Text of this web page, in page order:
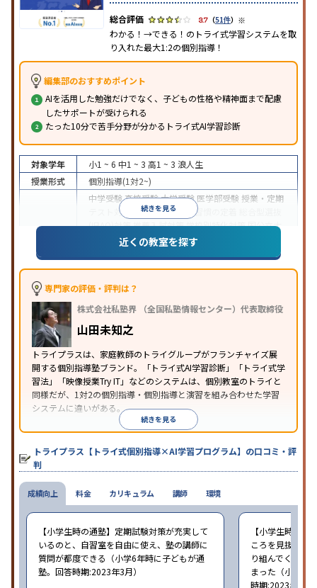
3.7 （51件） ※
わかる！→できる！のトライ式学習システムを取
り入れた最大1:2の個別指導！
編集部のおすすめポイント
AIを活用した勉強だけでなく、子どもの性格や精神面まで配慮
したサポートが受けられる
たった10分で苦手分野が分かるトライ式AI学習診断
続きを見る
対象学年 小1 ~ 6 中1 ~ 3 高1 ~ 3 浪人生
授業形式
個別指導(1対2~)
中学受験高校受験大学受験 医学部受験 授業・定期
テスト対策
内申点対策 学習習慣の定着
(旧AO)対策推薦入試対策学校別特化対策国公立大
私大対策共通テスト対策
英語・英会話特化
対策その他科目別特化対策
特徴
中高一貫校生に対応
応
学習にPC・タブレットを利用
科目から受講可能 季節講習のみの受講可発達障害
の子どもに対応
※2023年3月調査。
小学校高学年の個別指導塾アンケート調査方法
近くの教室を探す
専門家の評価・評判は？
株式会社私塾界 （全国私塾情報センター）代表取締役
山田未知之
トライプラスは、家庭教師のトライグループがフランチャイズ展
開する個別指導塾ブランド。「トライ式AI学習診断」「トライ式学
習法」「映像授業Try IT」などのシステムは、個別教室のトライと
同様だが、1対2の個別指導・個別指導と演習を組み合わせた学習
システムに違いがある。
続きを見る
トライプラス【トライ式個別指導×AI学習プログラム】の口コミ・評
判
成績向上
【小学生時の通塾】定期試験対策が充実して
いるのと、自習室を自由に使え、塾の講師に
質問が都度できる（小学6年時に子どもが通
塾。回答時期:2023年3月）
【小学生時の通
ころを見抜いて
り組んでくれた
まった（小学5
時期:2023年3月
料金 カリキュラム 講師 環境